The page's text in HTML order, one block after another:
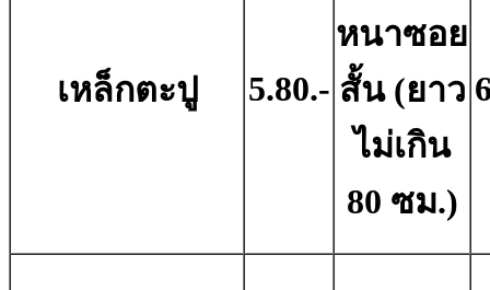
เหล็กตะปู 5.80.-
หนาซอย
สั้น (ยาว
ไม่เกิน
80 ซม.)